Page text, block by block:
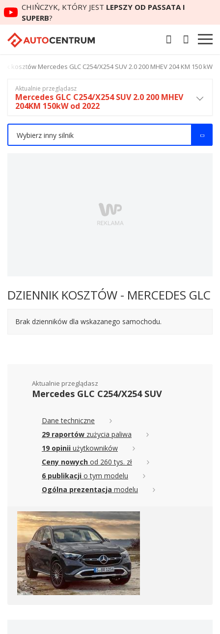
CHIŃCZYK, KTÓRY JEST LEPSZY OD PASSATA I
SUPERB?
kosztów Mercedes GLC C254/X254 SUV 2.0 200 MHEV 204 KM 150 kW
DZIENNIK KOSZTÓW - MERCEDES GLC
Brak dzienników dla wskazanego samochodu.
Aktualnie przeglądasz
Mercedes GLC C254/X254 SUV 2.0 200 MHEV
204KM 150kW od 2022
Wybierz inny silnik
Aktualnie przeglądasz
Mercedes GLC C254/X254 SUV
Dane techniczne
29 raportów zużycia paliwa
19 opinii użytkowników
Ceny nowych od 260 tys. zł
6 publikacji o tym modelu
Ogólna prezentacja modelu